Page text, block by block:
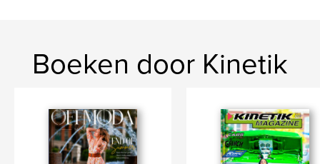
Boeken door Kinetik